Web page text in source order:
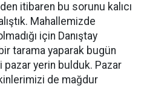
itibaren bu sorunu kalıcı
Mahallemizde
için Danıştay
bir tarama yaparak bugün
pazar yerin bulduk. Pazar
de mağdur